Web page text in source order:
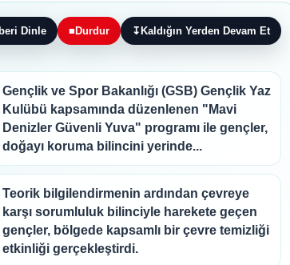
Dinle ■Durdur ↧Kaldığın Yerden Devam Et
Gençlik ve Spor Bakanlığı (GSB) Gençlik Yaz
Kulübü kapsamında düzenlenen "Mavi
Denizler Güvenli Yuva" programı ile gençler,
doğayı koruma bilincini yerinde...
Teorik bilgilendirmenin ardından çevreye
karşı sorumluluk bilinciyle harekete geçen
gençler, bölgede kapsamlı bir çevre temizliği
etkinliği gerçekleştirdi.